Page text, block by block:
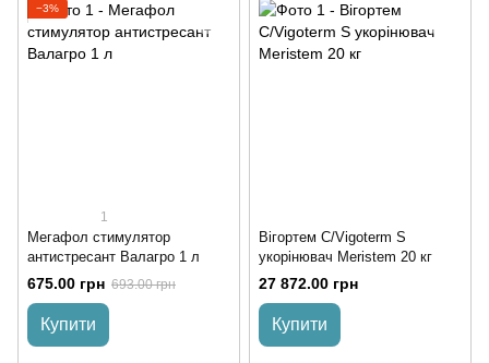
−3%
1
Мегафол стимулятор
антистресант Валагро 1 л
675.00 грн 693.00 грн
Купити
Вігортем С/Vigoterm S
укорінювач Meristem 20 кг
27 872.00 грн
Купити